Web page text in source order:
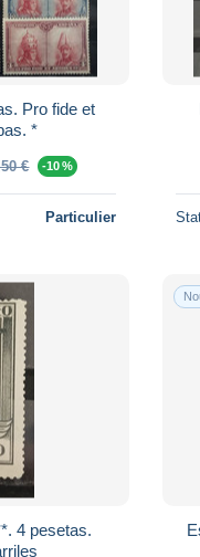
Pro fide et
*
€ -10 %
Particulier
4 pesetas.